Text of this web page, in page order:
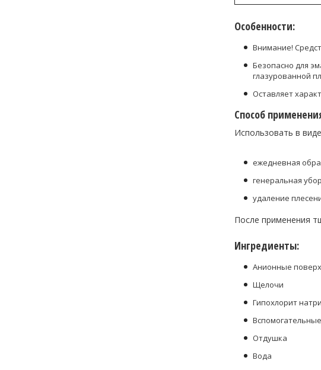
Особенности:
Внимание!
Безопасно для
глазурованной
Оставляет
Способ
Использовать в
ежедневная
генеральная
удаление
После применения
Ингредиенты:
Анионные
Щелочи
Гипохлорит
Отдушка
Вода